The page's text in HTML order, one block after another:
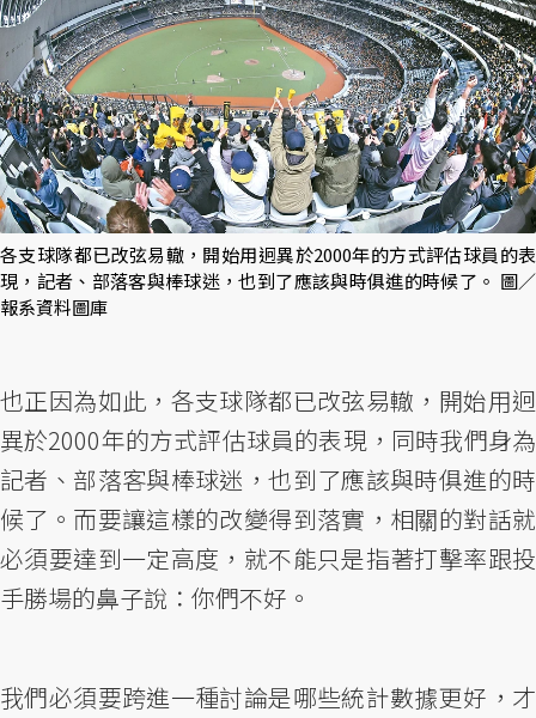
各支球隊都已改弦易轍，開始用迥異於2000年的方式評估球員的表
現，記者、部落客與棒球迷，也到了應該與時俱進的時候了。 圖／
報系資料圖庫
也正因為如此，各支球隊都已改弦易轍，開始用迥
異於2000年的方式評估球員的表現，同時我們身為
記者、部落客與棒球迷，也到了應該與時俱進的時
候了。而要讓這樣的改變得到落實，相關的對話就
必須要達到一定高度，就不能只是指著打擊率跟投
手勝場的鼻子說：你們不好。
我們必須要跨進一種討論是哪些統計數據更好，才